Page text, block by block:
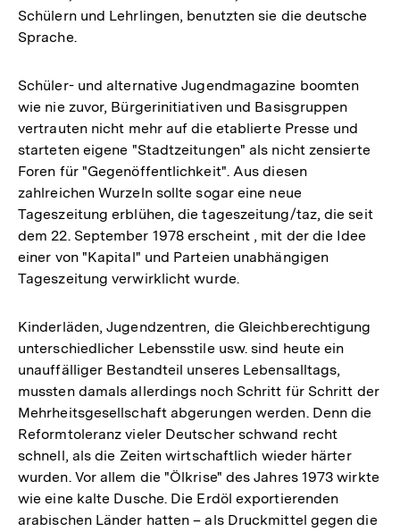
Schülern und Lehrlingen, benutzten sie die deutsche
Sprache.
Schüler- und alternative Jugendmagazine boomten
wie nie zuvor, Bürgerinitiativen und Basisgruppen
vertrauten nicht mehr auf die etablierte Presse und
starteten eigene "Stadtzeitungen" als nicht zensierte
Foren für "Gegenöffentlichkeit". Aus diesen
zahlreichen Wurzeln sollte sogar eine neue
Tageszeitung erblühen, die tageszeitung/taz, die seit
dem 22. September 1978 erscheint , mit der die Idee
einer von "Kapital" und Parteien unabhängigen
Tageszeitung verwirklicht wurde.
Kinderläden, Jugendzentren, die Gleichberechtigung
unterschiedlicher Lebensstile usw. sind heute ein
unauffälliger Bestandteil unseres Lebensalltags,
mussten damals allerdings noch Schritt für Schritt der
Mehrheitsgesellschaft abgerungen werden. Denn die
Reformtoleranz vieler Deutscher schwand recht
schnell, als die Zeiten wirtschaftlich wieder härter
wurden. Vor allem die "Ölkrise" des Jahres 1973 wirkte
wie eine kalte Dusche. Die Erdöl exportierenden
arabischen Länder hatten – als Druckmittel gegen die